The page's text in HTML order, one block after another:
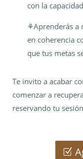
con la
⚘️Aprenderás a
en coherencia
que tus metas
Te invito a acabar
comenzar a
reservando tu